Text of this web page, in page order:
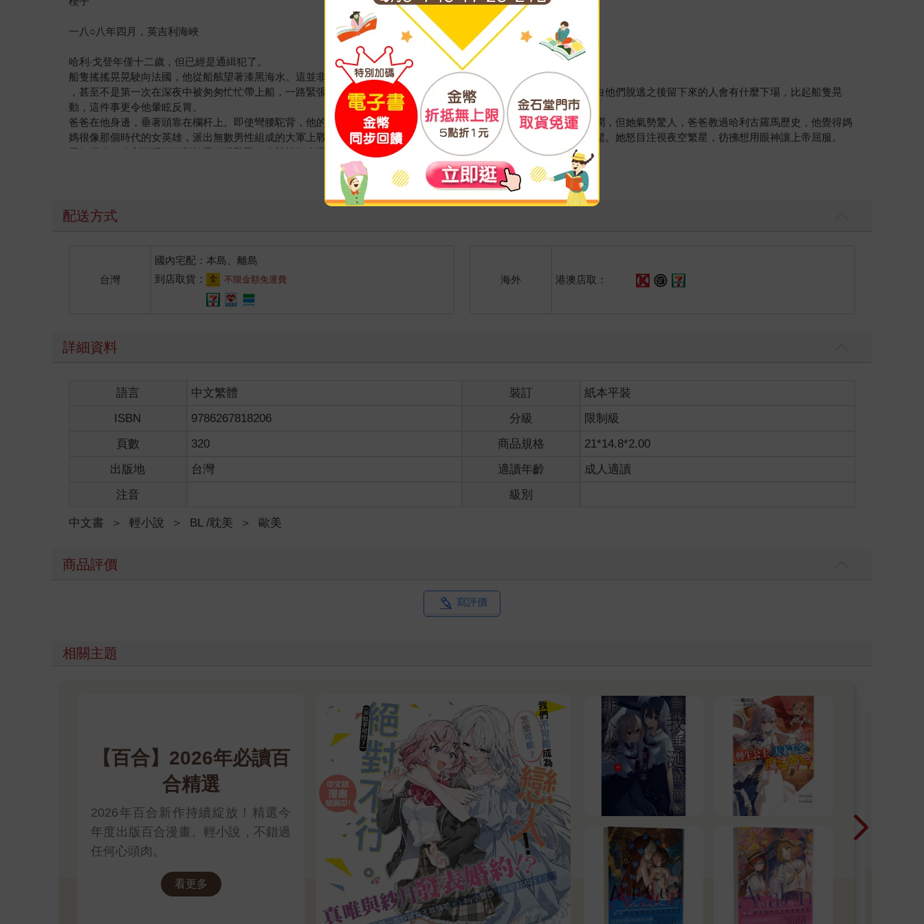
一八○八年四月，英吉利海峽
哈利‧戈登年僅十二歲，但已經是通緝犯了。
船隻搖搖晃晃駛向法國，他從船舷望著漆黑海水。這並非他第一次渡過海峽
，甚至不是第一次在深夜中被匆匆忙忙帶上船，一路緊張聆聽是否有追兵的吼叫或急促的腳步聲，但這是他第一次明白他們脫逃之後留下來的人會有什麼下場，比起船隻晃
動，這件事更令他暈眩反胃。
爸爸在他身邊，垂著頭靠在欄杆上。即使彎腰駝背，他的身高依然超出妻子一英尺。媽媽非常矮，體型豐滿、臉蛋圓潤，但她氣勢驚人，爸爸教過哈利古羅馬歷史，他覺得媽
媽很像那個時代的女英雄，派出無數男性組成的大軍上戰場，與其當著她的面解釋為何不肯聽令，乾脆赴死還比較輕鬆。她怒目注視夜空繁星，彷彿想用眼神讓上帝屈服。
天氣很冷，哈利汗濕的頭髮被風吹得亂飛，身體被海水濺濕已經很冷了，風勢更添寒意。
他的爸爸是激進派政治運動家亞歷山大‧戈登。三天前，他向憤怒的倫敦民眾大聲疾呼要推翻政府。他要求屬於人民的政府、服務人民的政府，終結不公體制與不當管理，與
他們未能發動革命──從來沒有成功過，不過他們成功掀起暴動。哈利的記憶很混亂，許許多多鮮明的畫面串連，由恐慌貫穿。穿著紅外套的士兵與藍外套的警察舉起毛瑟槍
對空發射，高聲命令群眾遵守秩序，但他們的聲音被群眾吶喊所淹沒。爛泥、鮮血、嘶吼。當天政府便發出逮捕令，他們一家三口遭到通緝。
拉斯就越是憤怒。然而，此刻賽拉斯狂亂的眼神使得哈利第一次察覺：賽拉斯也會害怕。「這孩子夠大了，能夠以成人的身分定罪，他們會把他和你們一起抓去關。你應該很
清楚吧，亞歷？去別的地方繼續作戰吧。」
「他們也要抓你。」媽媽對賽拉斯說。
「這家書店是我的生計。」賽拉斯聳肩。「店在這裡，我能去哪裡？」
媽媽說她小時候經常扮演瓦特‧泰勒，夢想有朝一日能成為反叛力量。哈利為了討媽媽歡心說他也一樣，但他撒謊了。在那些沒完沒了談政治的夜晚，他夢想的其實是羅賓
後來哈利驚覺他想像中的領袖根本是貴族，雖然不可能有人知道他的想像，但他深感愧疚，從此不再玩這個遊戲。
如今這一切都化為虛無。昨天傍晚士兵上門抓人，他們只能逃跑。倫敦在哈利心中留下的最後印象是這樣的場面：紅外套士兵大力撞門，賽拉斯拚命阻擋，全身肌肉虯結，大
吼要他快跑，爸爸拖著哈利和媽媽離去。為了讓他們一家有機會逃脫，賽拉斯放棄了自己逃跑的機會，他勢必會被逮捕。
哈利緊握著粗糙的木舷邊，海水泡沫噴濕他的手指。他抹去眼中的水霧。「媽媽，賽拉斯會怎麼樣？他們會怎麼處置他？會把他關進監獄嗎？」
爸爸的頭垂得更低了。「老婆……」
刑；因為我們受暴政與腐敗所統治，人民飢寒交迫；因為這個國家必須得到解放。這是場戰役，凡是交戰必有犧牲。」
「可是犧牲的不是我們，不是嗎？」哈利摸索尋找手帕。「我們逃跑了。」我們丟下其他人，自己跑了。
他腦中突然浮現一個念頭，雖然令他內疚，但隨之而來的安心卻更加強烈：現在終於結束了？以後不會再有祕密集會與聚眾抗議？他們從此不必再擔心門外傳來沉重的腳步
他可以去上學，爸媽會聊其他話題，他的生活可以變得舒適。
爸爸抬起頭，一手按住哈利的肩膀。「孩子，不用怕。以後我們能做的事還有很多、很多，我們絕不會放棄。」
他們的信念帶他們去到哪裡；他們會繼續激起人民抗爭，時刻面對被逮捕的風險。會有其他像賽拉斯那樣的人與他們並肩作戰，然後像賽拉斯一樣犧牲。哈利也會在他們身
一八一九年五月，倫敦
哈利正忙著將革命文宣整理成幾疊，樓上的店鋪突然傳來敲門聲。
他全身一震，緊抓住手中的文宣，蹲在印刷機旁邊的喬治低聲咒罵。「會是誰？」
「有上門閂吧？」賽拉斯厲聲問。
「我──有，我確定。」儘管席奧博書店的地窖潮濕陰冷，哈利依然感覺到汗水湧出。賽拉斯歪頭聆聽。安靜幾秒後，再次傳來敲門聲。
「萬一是警察怎麼辦？」喬治用氣音問。「萬一是軍人怎麼辦？」
「閉嘴。」賽拉斯斥責。「八成只是顧客，等一下就會走了。」
當然只是顧客，哈利告訴自己。不會是警察或軍人，他們會直接把門撞開。
他低頭看那一疊疊傳單，黑色油墨尚未乾透，大型字體吶喊著「終結漢諾威王朝暴政。臃腫水蛭黏附英格蘭，只會吸血、不會治病。」賽拉斯下筆如刀，他已經因為文字煽動
叛亂的罪名進過一次監獄了，這次的文宣更是赤裸裸的叛國。要是被抓到持有這些傳單，他們三個全都會被扔進陰暗惡臭的監獄，很可能還要先遭受鞭刑。他們無路可逃，無
看更多
配送方式
台灣
國內宅配：本島、離島
到店取貨：
不限金額免運費 海外 港澳店取：
詳細資料
語言 中文繁體 裝訂
紙本平裝
ISBN
9786267818206 分級
限制級
頁數
320 商品規格
21*14.8*2.00
出版地
台灣 適讀年齡
成人適讀
注音
級別
中文書 ＞ 輕小說 ＞ BL /耽美 ＞ 歐美
商品評價
寫評價
相關主題
【百合】2026年必讀百
合精選
2026年百合新作持續綻放！精選今
年度出版百合漫畫、輕小說，不錯過
任何心頭肉。
看更多